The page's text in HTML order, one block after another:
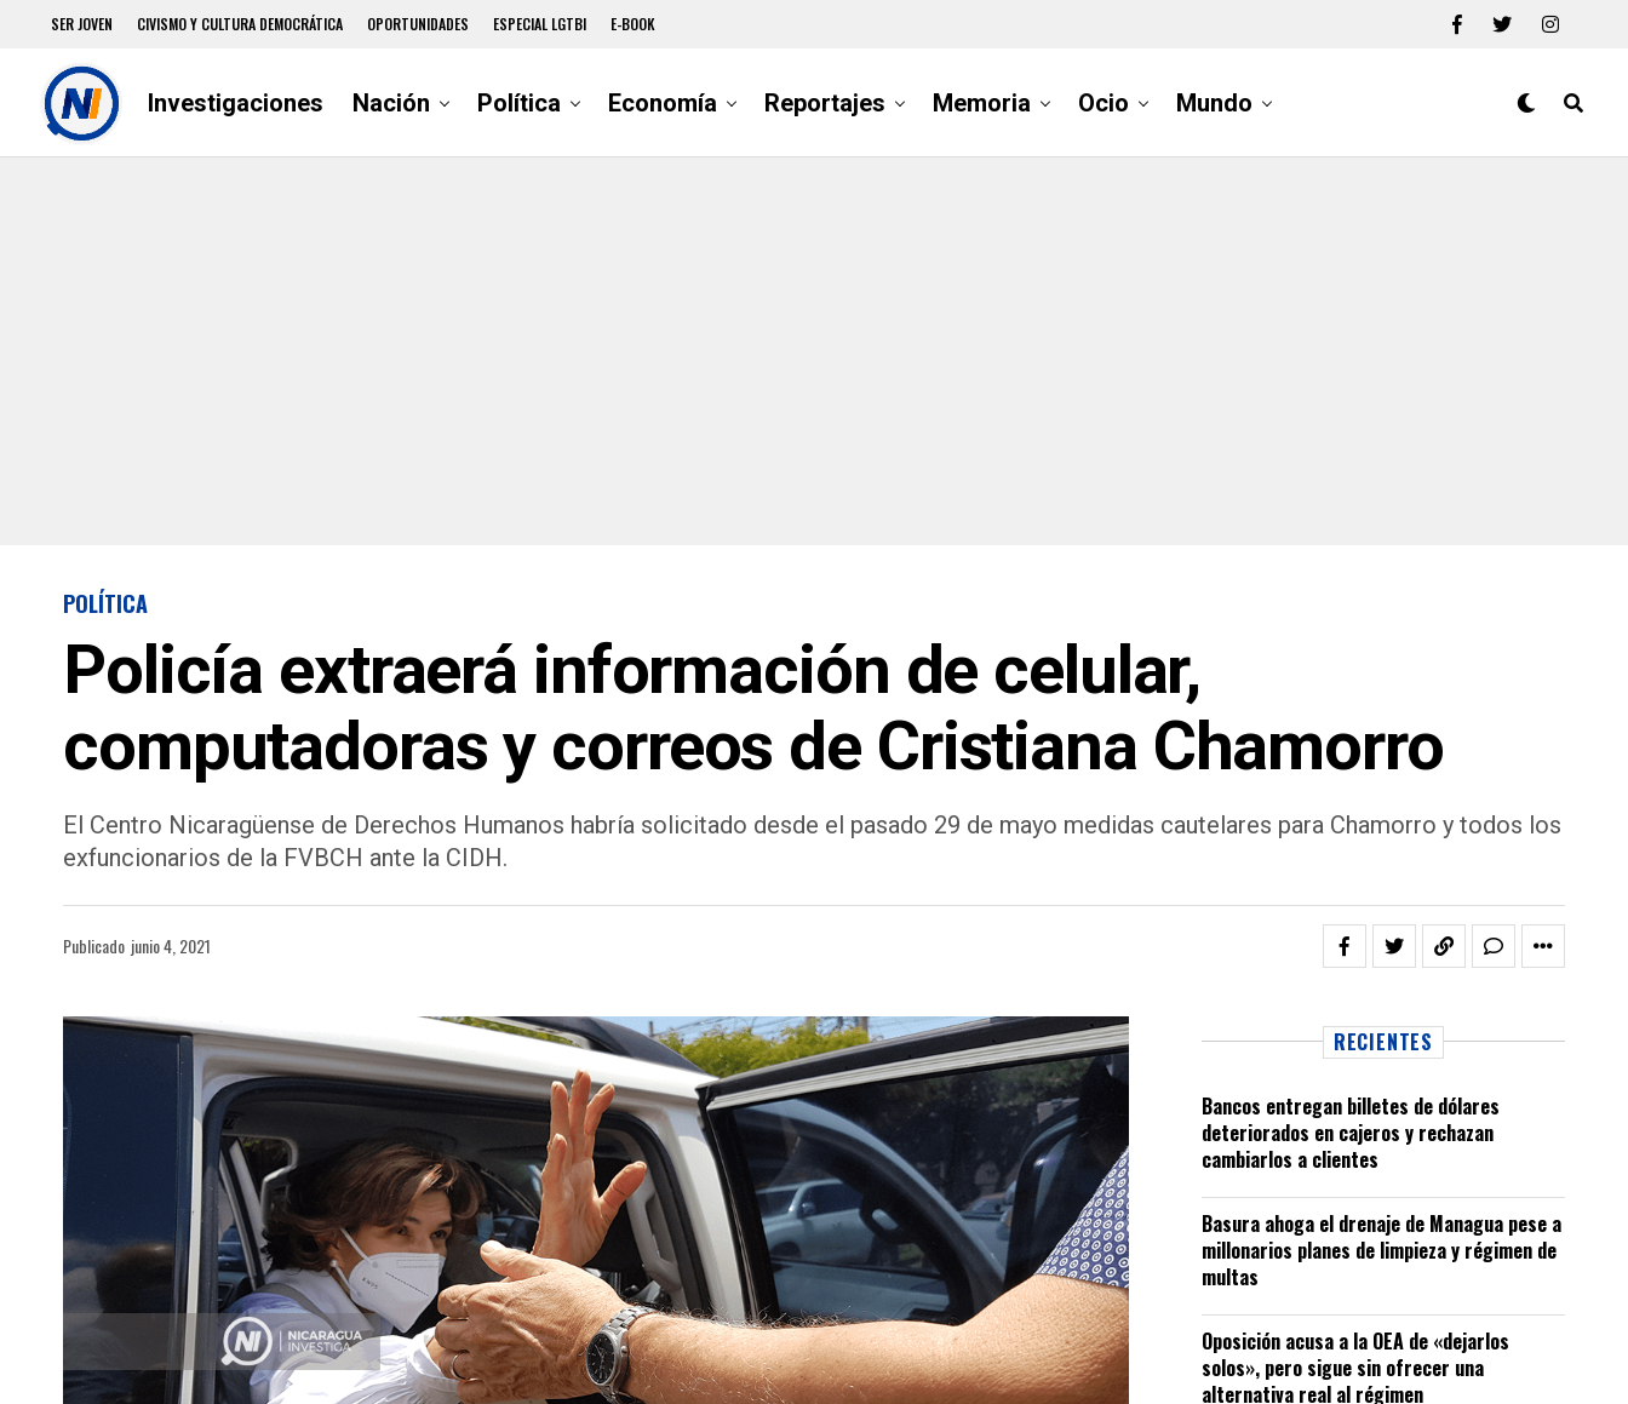
SER JOVEN CIVISMO Y CULTURA DEMOCRÁTICA OPORTUNIDADES ESPECIAL LGTBI E-BOOK
Investigaciones Nación Política Economía Reportajes Memoria Ocio Mundo
POLÍTICA
Policía extraerá información de celular,
computadoras y correos de Cristiana Chamorro
El Centro Nicaragüense de Derechos Humanos habría solicitado desde el pasado 29 de mayo medidas cautelares para Chamorro y todos los
exfuncionarios de la FVBCH ante la CIDH.
Publicado junio 4, 2021
RECIENTES
Bancos entregan billetes de dólares
deteriorados en cajeros y rechazan
cambiarlos a clientes
Basura ahoga el drenaje de Managua pese a
millonarios planes de limpieza y régimen de
multas
Oposición acusa a la OEA de «dejarlos
solos», pero sigue sin ofrecer una
alternativa real al régimen